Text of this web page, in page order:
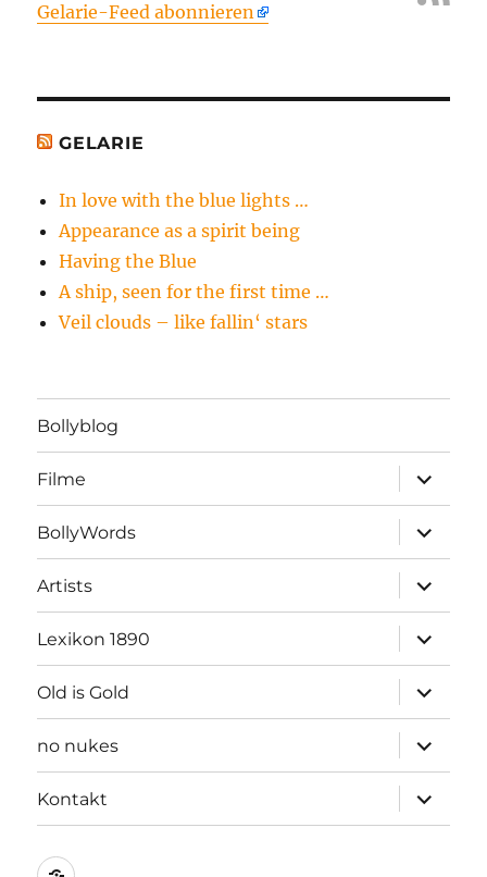
Gelarie-Feed abonnieren
GELARIE
In love with the blue lights …
Appearance as a spirit being
Having the Blue
A ship, seen for the first time …
Veil clouds – like fallin‘ stars
Bollyblog
Filme
öffnen
BollyWords
öffnen
Artists
öffnen
Lexikon 1890
öffnen
Old is Gold
öffnen
no nukes
öffnen
Kontakt
öffnen
Kontakt